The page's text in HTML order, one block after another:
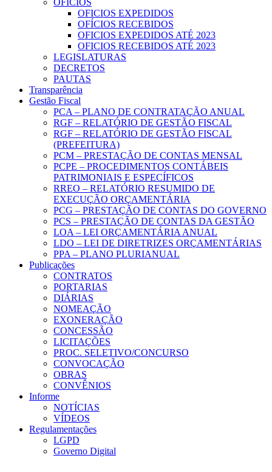
OFICIOS
OFICIOS EXPEDIDOS
OFÍCIOS RECEBIDOS
OFICIOS EXPEDIDOS ATÉ 2023
OFICIOS RECEBIDOS ATÉ 2023
LEGISLATURAS
DECRETOS
PAUTAS
Transparência
Gestão Fiscal
PCA – PLANO DE CONTRATAÇÃO ANUAL
RGF – RELATÓRIO DE GESTÃO FISCAL
RGF – RELATÓRIO DE GESTÃO FISCAL
(PREFEITURA)
PCM – PRESTAÇÃO DE CONTAS MENSAL
PCPE – PROCEDIMENTOS CONTÁBEIS
PATRIMONIAIS E ESPECÍFICOS
RREO – RELATÓRIO RESUMIDO DE
EXECUÇÃO ORÇAMENTÁRIA
PCG – PRESTAÇÃO DE CONTAS DO GOVERNO
PCS – PRESTAÇÃO DE CONTAS DA GESTÃO
LOA – LEI ORÇAMENTÁRIA ANUAL
LDO – LEI DE DIRETRIZES ORÇAMENTÁRIAS
PPA – PLANO PLURIANUAL
Publicações
CONTRATOS
PORTARIAS
DIÁRIAS
NOMEAÇÃO
EXONERAÇÃO
CONCESSÃO
LICITAÇÕES
PROC. SELETIVO/CONCURSO
CONVOCAÇÃO
OBRAS
CONVÊNIOS
Informe
NOTÍCIAS
VÍDEOS
Regulamentações
LGPD
Governo Digital